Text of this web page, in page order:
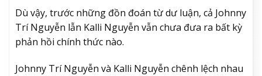
Dù vậy, trước những đồn đoán từ dư luận, cả Johnny
Trí Nguyễn lẫn Kalli Nguyễn vẫn chưa đưa ra bất kỳ
phản hồi chính thức nào.
Johnny Trí Nguyễn và Kalli Nguyễn chênh lệch nhau